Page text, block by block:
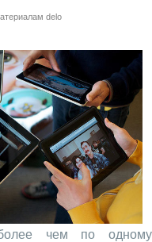
delo
чем по одному